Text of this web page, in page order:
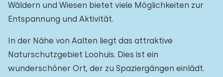
Wäldern und Wiesen bietet viele Möglichkeiten zur
Entspannung und Aktivität.
In der Nähe von Aalten liegt das attraktive
Naturschutzgebiet Loohuis. Dies ist ein
wunderschöner Ort, der zu Spaziergängen einlädt.